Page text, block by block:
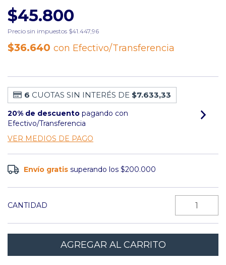
$45.800
Precio sin impuestos $41.447,96
$36.640 con Efectivo/Transferencia
6 CUOTAS SIN INTERÉS DE $7.633,33
20% de descuento pagando con
Efectivo/Transferencia
VER MEDIOS DE PAGO
Envío gratis superando los$200.000
CANTIDAD